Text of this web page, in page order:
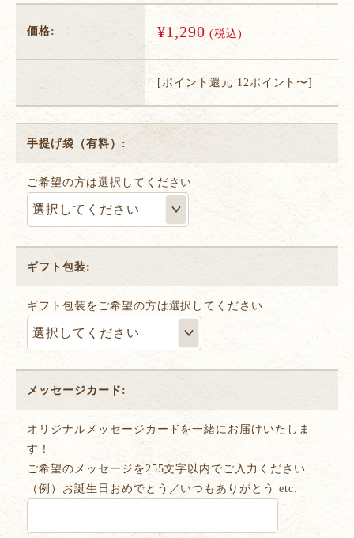
価格: ¥1,290 (税込)
[ポイント還元 12ポイント〜]
手提げ袋（有料）:
ご希望の方は選択してください
ギフト包装:
ギフト包装をご希望の方は選択してください
メッセージカード:
オリジナルメッセージカードを一緒にお届けいたしま
す！
ご希望のメッセージを255文字以内でご入力ください
（例）お誕生日おめでとう／いつもありがとう etc.